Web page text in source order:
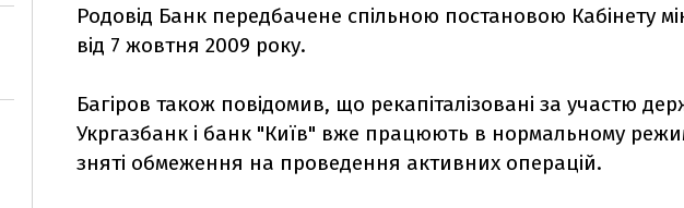
Родовід Банк передбачене спільною постановою Кабінету
від 7 жовтня 2009 року.
Багіров також повідомив, що рекапіталізовані за участю
Укргазбанк і банк "Київ" вже працюють в нормальному
зняті обмеження на проведення активних операцій.